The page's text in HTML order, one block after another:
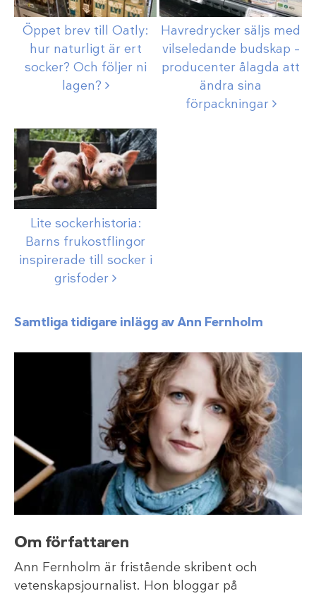
Öppet brev till Oatly:
hur naturligt är ert
socker? Och följer ni
lagen?
Havredrycker säljs med
vilseledande budskap –
producenter ålagda att
ändra sina
förpackningar
Lite sockerhistoria:
Barns frukostflingor
inspirerade till socker i
grisfoder
Samtliga tidigare inlägg av Ann Fernholm
Om författaren
Ann Fernholm är fristående skribent och
vetenskapsjournalist. Hon bloggar på